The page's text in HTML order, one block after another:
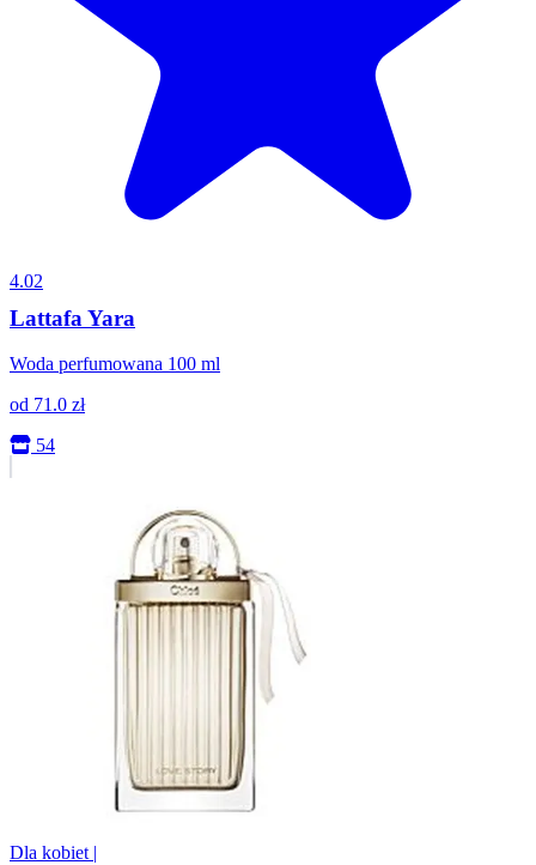
4.02
Lattafa Yara
Woda perfumowana 100 ml
od 71.0 zł
54
Dla kobiet |